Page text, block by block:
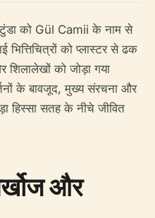
को Gül Camii के नाम से
भित्तिचित्रों को प्लास्टर से ढक
शिलालेखों को जोड़ा गया
के बावजूद, मुख्य संरचना और
हिस्सा सतह के नीचे जीवित
और